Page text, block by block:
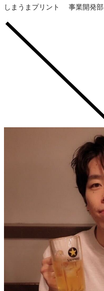
しまうまプリント 事業開発部